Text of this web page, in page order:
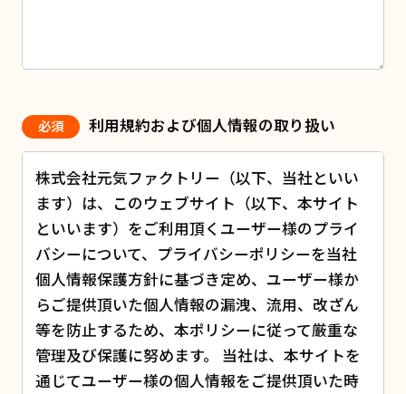
必須 利用規約および個人情報の取り扱い
株式会社元気ファクトリー（以下、当社といい
ます）は、このウェブサイト（以下、本サイト
といいます）をご利用頂くユーザー様のプライ
バシーについて、プライバシーポリシーを当社
個人情報保護方針に基づき定め、ユーザー様か
らご提供頂いた個人情報の漏洩、流用、改ざん
等を防止するため、本ポリシーに従って厳重な
管理及び保護に努めます。 当社は、本サイトを
通じてユーザー様の個人情報をご提供頂いた時